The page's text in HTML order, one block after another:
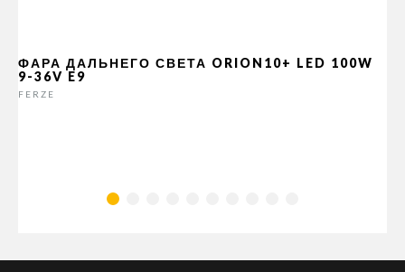
ФАРА ДАЛЬНЕГО СВЕТА ORION10+ LED 100W
9-36V E9
FERZE